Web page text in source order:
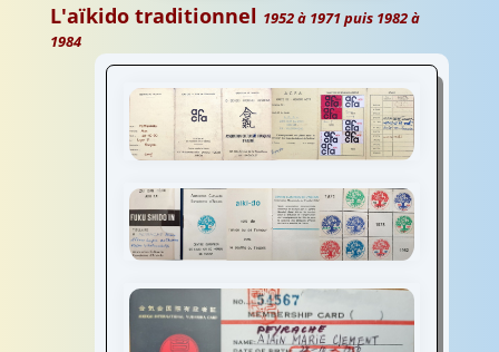
L'aïkido traditionnel 1952 à 1971 puis 1982 à
1984
Aïkido association culturelles
ACFA ACEA
le fonctionnement de l'aïkido traditionnel
culturelles ACEA
Fukushidoin
le fonctionnement de l'aïkido traditionnel